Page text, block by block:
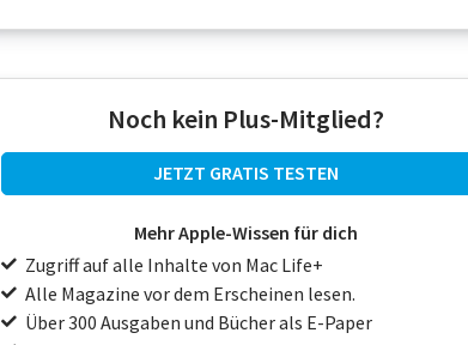
Noch kein Plus-Mitglied?
JETZT GRATIS TESTEN
Mehr Apple-Wissen für dich
Zugriff auf alle Inhalte von Mac Life+
Alle Magazine vor dem Erscheinen lesen.
Über 300 Ausgaben und Bücher als E-Paper